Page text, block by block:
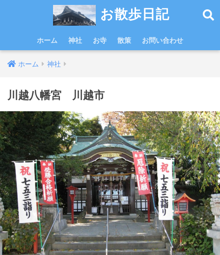
お散歩日記
ホーム 神社 お寺 散策 お問い合わせ
ホーム 神社
川越八幡宮 川越市